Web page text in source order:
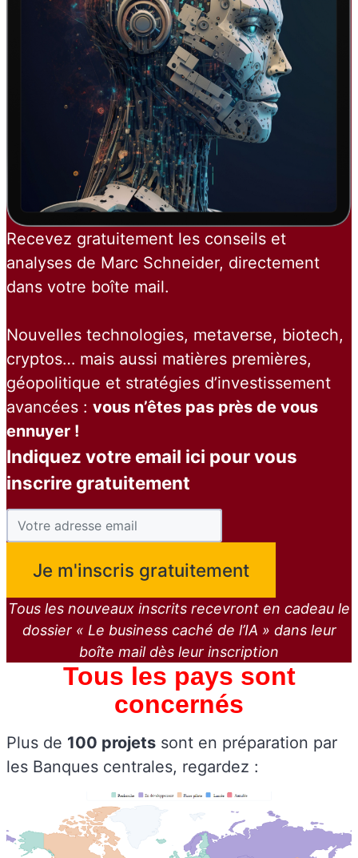
Recevez gratuitement les conseils et
analyses de Marc Schneider, directement
dans votre boîte mail.
Nouvelles technologies, metaverse, biotech,
cryptos… mais aussi matières premières,
géopolitique et stratégies d’investissement
avancées : vous n’êtes pas près de vous
ennuyer !
Indiquez votre email ici pour vous
inscrire gratuitement
Tous les nouveaux inscrits recevront en cadeau le
dossier « Le business caché de l’IA » dans leur
boîte mail dès leur inscription
Tous les pays sont
concernés
Plus de 100 projets sont en préparation par
les Banques centrales, regardez :